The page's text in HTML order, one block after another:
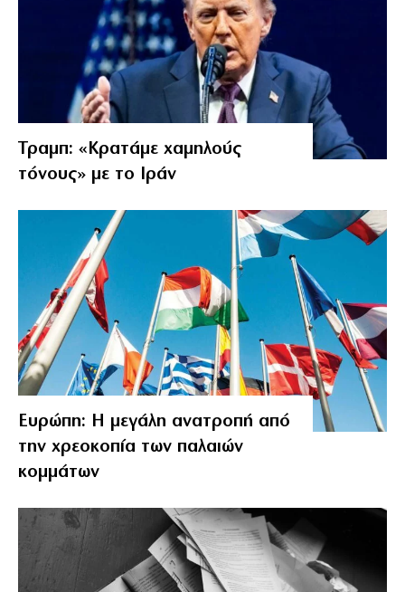
Τραμπ: «Κρατάμε χαμηλούς
τόνους» με το Ιράν
Ευρώπη: Η μεγάλη ανατροπή από
την χρεοκοπία των παλαιών
κομμάτων